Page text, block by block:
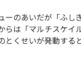
のあいだが「ふし
らは「マルチスケイ
とくせいが発動す